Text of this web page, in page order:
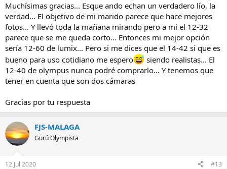
Muchísimas gracias... Esque ando echan un verdadero lío, la
verdad... El objetivo de mi marido parece que hace mejores
fotos... Y llevó toda la mañana mirando pero a mi el 12-32
parece que se me queda corto... Entonces mi mejor opción
sería 12-60 de lumix... Pero si me dices que el 14-42 si que es
bueno para uso cotidiano me espero
siendo realistas... El
12-40 de olympus nunca podré comprarlo... Y tenemos que
tener en cuenta que son dos cámaras
Gracias por tu respuesta
FJS-MALAGA
Gurú Olympista
12 Jul 2020 #13